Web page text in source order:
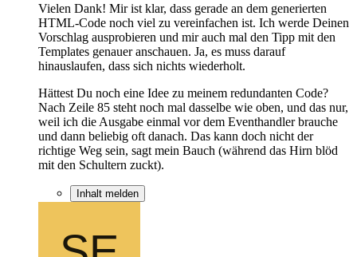
Vielen Dank! Mir ist klar, dass gerade an dem generierten
HTML-Code noch viel zu vereinfachen ist. Ich werde Deinen
Vorschlag ausprobieren und mir auch mal den Tipp mit den
Templates genauer anschauen. Ja, es muss darauf
hinauslaufen, dass sich nichts wiederholt.
Hättest Du noch eine Idee zu meinem redundanten Code?
Nach Zeile 85 steht noch mal dasselbe wie oben, und das nur,
weil ich die Ausgabe einmal vor dem Eventhandler brauche
und dann beliebig oft danach. Das kann doch nicht der
richtige Weg sein, sagt mein Bauch (während das Hirn blöd
mit den Schultern zuckt).
Inhalt melden